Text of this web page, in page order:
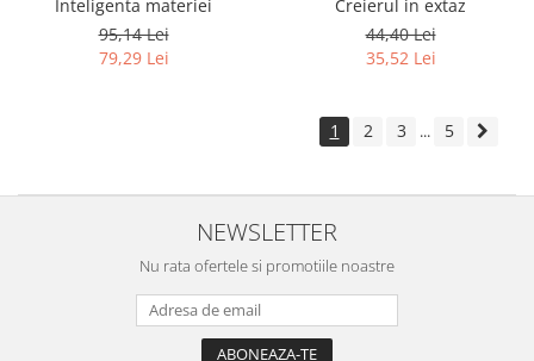
Inteligenta materiei
95,14 Lei
79,29 Lei
Creierul in extaz
44,40 Lei
35,52 Lei
1 2 3 ... 5
NEWSLETTER
Nu rata ofertele si promotiile noastre